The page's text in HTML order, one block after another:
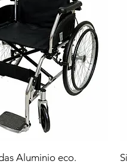
Aluminio eco.